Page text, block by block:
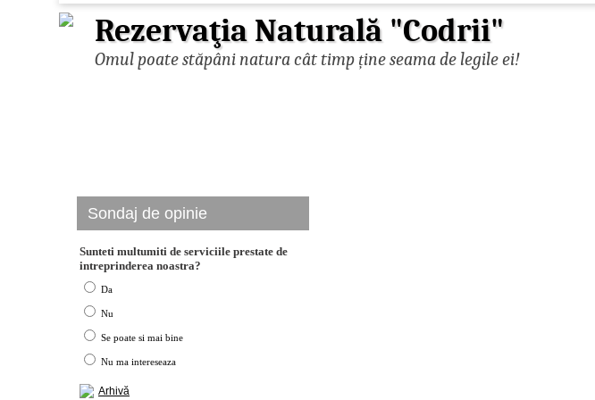
Rezervaţia Naturală "Codrii"
Omul poate stăpâni natura cât timp ține seama de legile ei!
Sondaj de opinie
Sunteti multumiti de serviciile prestate de
intreprinderea noastra?
Da
Nu
Se poate si mai bine
Nu ma intereseaza
Arhivă